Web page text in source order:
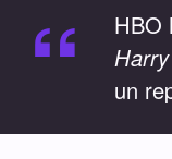
“
HBO
un